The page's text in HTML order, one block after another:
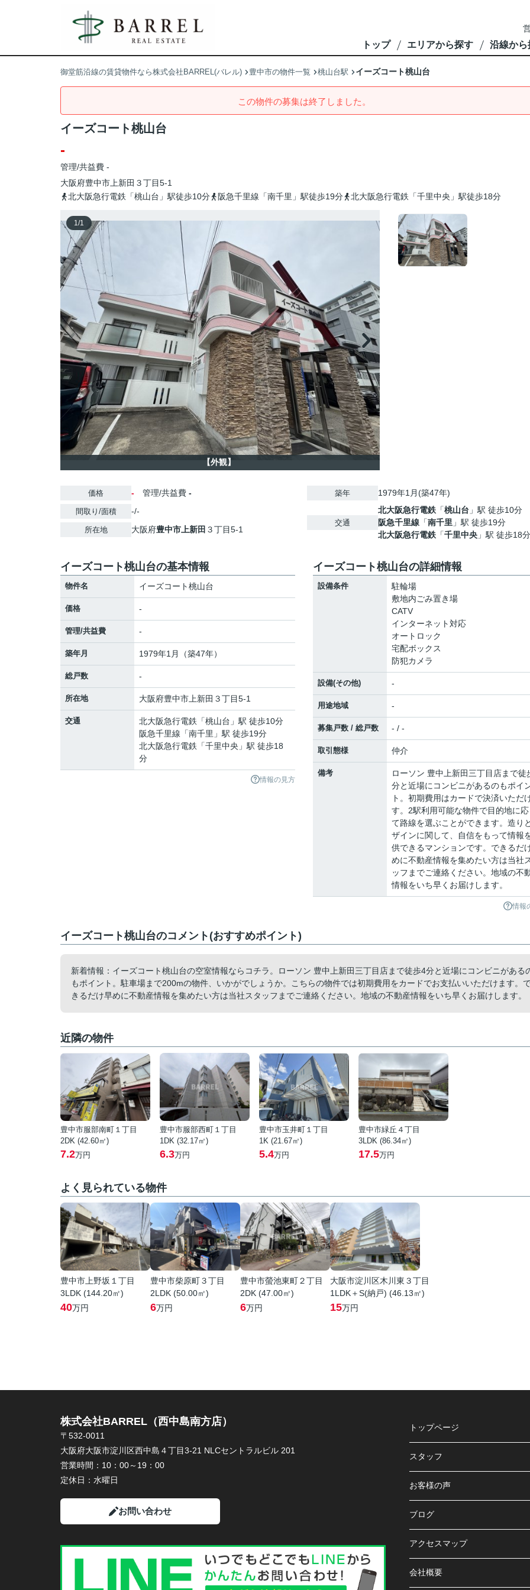
トップ エリアから探す 沿線から
御堂筋沿線の賃貸物件なら株式会社BARREL(バレル) 豊中市の物件一覧 桃山台駅 イーズコート桃山台
この物件の募集は終了しました。
イーズコート桃山台
-
管理/共益費 -
大阪府豊中市 上新田 ３丁目5-1
北大阪急行電鉄「桃山台」駅徒歩10分
阪急千里線「南千里」駅徒歩19分 北大阪急行電鉄「千里中央」駅徒歩18分
1/1
【外観】
価格 - 管理/共益費 -
間取り/面積 -/-
所在地 大阪府豊中市 上新田 ３丁目5-1
築年 1979年1月(築47年)
交通
北大阪急行電鉄 「桃山台 」駅 徒歩10分
阪急千里線 「南千里 」駅 徒歩19分
北大阪急行電鉄 「千里中央 」駅 徒歩18分
イーズコート桃山台の基本情報
物件名 イーズコート桃山台
価格 -
管理/共益費 -
築年月 1979年1月（築47年）
総戸数 -
所在地 大阪府豊中市 上新田 ３丁目5-1
交通 北大阪急行電鉄 「桃山台 」駅 徒歩10分
阪急千里線 「南千里 」駅 徒歩19分
北大阪急行電鉄 「千里中央 」駅 徒歩18
分
情報の見方
イーズコート桃山台の詳細情報
設備条件
駐輪場
敷地内ごみ置き場
CATV
インターネット対応
オートロック
宅配ボックス
防犯カメラ
設備(その他) -
用途地域 -
募集戸数 / 総戸数 - / -
取引態様 仲介
備考
ローソン 豊中上新田三丁目店まで徒
分と近場にコンビニがあるのもポイ
ト。初期費用はカードで決済いただ
す。2駅利用可能な物件で目的地に応
て路線を選ぶことができます。造り
ザインに関して、自信をもって情報
供できるマンションです。できるだ
めに不動産情報を集めたい方は当社
ッフまでご連絡ください。地域の不
情報をいち早くお届けします。
情報
イーズコート桃山台のコメント(おすすめポイント)
新着情報：イーズコート桃山台の空室情報ならコチラ。ローソン 豊中上新田三丁目店まで徒歩4分と近場にコンビニがある
もポイント。駐車場まで200mの物件、いかがでしょうか。こちらの物件では初期費用をカードでお支払いいただけます。
きるだけ早めに不動産情報を集めたい方は当社スタッフまでご連絡ください。地域の不動産情報をいち早くお届けします。
近隣の物件
豊中市服部南町１丁目
2DK (42.60㎡)
7.2万円
豊中市服部西町１丁目
1DK (32.17㎡)
6.3万円
豊中市玉井町１丁目
1K (21.67㎡)
5.4万円
豊中市緑丘４丁目
3LDK (86.34㎡)
17.5万円
よく見られている物件
豊中市上野坂１丁目
3LDK (144.20㎡)
40万円
豊中市柴原町３丁目
2LDK (50.00㎡)
6万円
豊中市螢池東町２丁目
2DK (47.00㎡)
6万円
大阪市淀川区木川東３丁目
1LDK＋S(納戸) (46.13㎡)
15万円
株式会社BARREL（西中島南方店）
〒532-0011
大阪府大阪市淀川区西中島４丁目3-21 NLCセントラルビル 201
営業時間： 10：00～19：00
定休日： 水曜日
お問い合わせ
トップページ
スタッフ
お客様の声
ブログ
アクセスマップ
会社概要